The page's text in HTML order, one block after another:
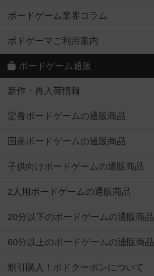
ボードゲーム業界コラム
ボドゲーマご利用案内
ボードゲーム通販
新作・再入荷情報
定番ボードゲームの通販商品
国産ボードゲームの通販商品
子供向けボードゲームの通販商品
2人用ボードゲームの通販商品
20分以下のボードゲームの通販商品
60分以上のボードゲームの通販商品
割引購入！ボドクーポンについて